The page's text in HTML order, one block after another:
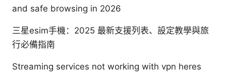
and safe browsing in 2026
三星esim手機：2025 最新支援列表、設定教學與旅
行必備指南
Streaming services not working with vpn heres